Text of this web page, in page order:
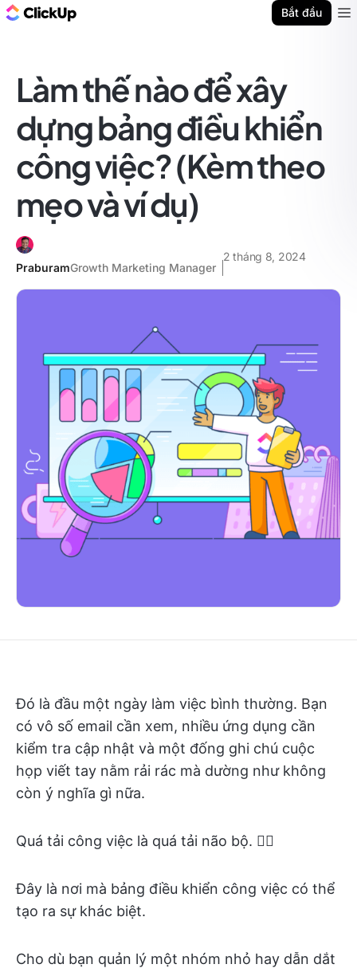
Bắt đầu
Làm thế nào để xây
dựng bảng điều khiển
công việc? (Kèm theo
mẹo và ví dụ)
PraburamGrowth Marketing Manager
2 tháng 8, 2024
Đó là đầu một ngày làm việc bình thường. Bạn
có vô số email cần xem, nhiều ứng dụng cần
kiểm tra cập nhật và một đống ghi chú cuộc
họp viết tay nằm rải rác mà dường như không
còn ý nghĩa gì nữa.
Quá tải công việc là quá tải não bộ. 😶‍🌫️
Đây là nơi mà bảng điều khiển công việc có thể
tạo ra sự khác biệt.
Cho dù bạn quản lý một nhóm nhỏ hay dẫn dắt